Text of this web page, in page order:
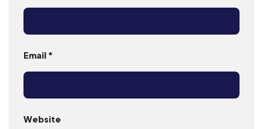
Email *
Website